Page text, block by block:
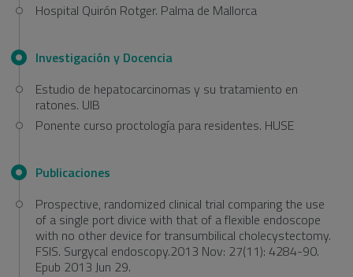
Hospital Quirón Rotger. Palma de Mallorca
Investigación y Docencia
Estudio de hepatocarcinomas y su tratamiento en
ratones. UIB
Ponente curso proctología para residentes. HUSE
Publicaciones
Prospective, randomized clinical trial comparing the use
of a single port divice with that of a flexible endoscope
with no other device for transumbilical cholecystectomy.
FSIS. Surgycal endoscopy.2013 Nov: 27(11): 4284-90.
Epub 2013 Jun 29.